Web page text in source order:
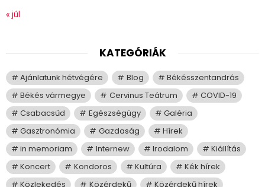
« júl
KATEGÓRIÁK
Ajánlatunk hétvégére Blog
Békésszentandrás
Békés vármegye
Cervinus Teátrum
COVID-19
Csabacsűd
Egészségügy
Galéria
Gasztronómia
Gazdaság
Hírek
in memoriam
Internew Irodalom
Kiállítás
Koncert
Kondoros Kultúra
Kék hírek
Közlekedés
Közérdekű
Közérdekű hírek